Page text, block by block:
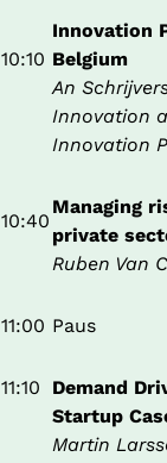
10:10
Innovation
Belgium
An
Innovation
Innovation
10:40
Managing
private
Ruben Van
11:00 Paus
11:10
Demand
Startup
Martin